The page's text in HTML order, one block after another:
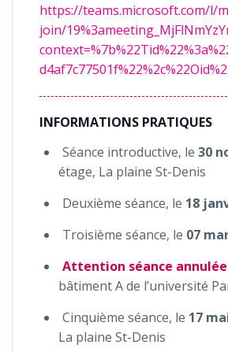
https://teams.microsoft.com/l/
join/
INFORMATIONS PRATIQUES
Séance introductive, le30
étage, La plaine St-Denis
Deuxième séance, le 18
Troisième séance, le 07
Attention séance annulée
bâtiment A de l’université
Cinquième séance, le 17
La plaine St-Denis